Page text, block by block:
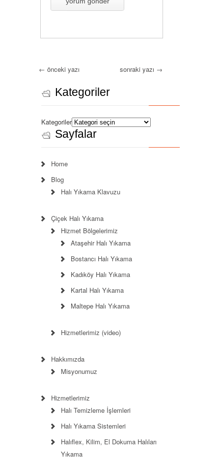
← önceki yazı sonraki yazı →
Kategoriler
Kategoriler
Sayfalar
Home
Blog
Halı Yıkama Klavuzu
Çiçek Halı Yıkama
Hizmet Bölgelerimiz
Ataşehir Halı Yıkama
Bostancı Halı Yıkama
Kadıköy Halı Yıkama
Kartal Halı Yıkama
Maltepe Halı Yıkama
Hizmetlerimiz (video)
Hakkımızda
Misyonumuz
Hizmetlerimiz
Halı Temizleme İşlemleri
Halı Yıkama Sistemleri
Halıflex, Kilim, El Dokuma Halıları
Yıkama